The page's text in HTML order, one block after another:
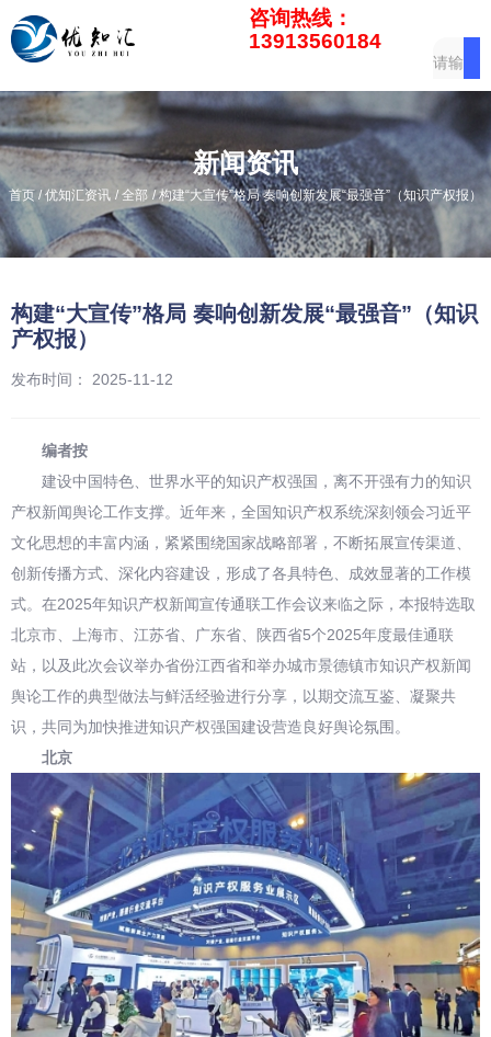
咨询热线：
13913560184
新闻资讯
首页 /优知汇资讯 /全部 /构建“大宣传”格局 奏响创新发展“最强音”（知识产权报）
构建“大宣传”格局 奏响创新发展“最强音”（知识
产权报）
发布时间： 2025-11-12
编者按
建设中国特色、世界水平的知识产权强国，离不开强有力的知识
产权新闻舆论工作支撑。近年来，全国知识产权系统深刻领会习近平
文化思想的丰富内涵，紧紧围绕国家战略部署，不断拓展宣传渠道、
创新传播方式、深化内容建设，形成了各具特色、成效显著的工作模
式。在2025年知识产权新闻宣传通联工作会议来临之际，本报特选取
北京市、上海市、江苏省、广东省、陕西省5个2025年度最佳通联
站，以及此次会议举办省份江西省和举办城市景德镇市知识产权新闻
舆论工作的典型做法与鲜活经验进行分享，以期交流互鉴、凝聚共
识，共同为加快推进知识产权强国建设营造良好舆论氛围。
北京